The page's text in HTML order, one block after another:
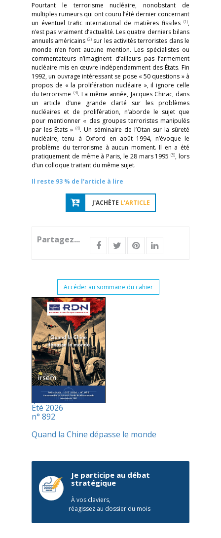
Pourtant le terrorisme nucléaire, nonobstant de
multiples rumeurs qui ont couru l’été dernier concernant
un éventuel trafic international de matières fissiles (1),
n’est pas vraiment d’actualité. Les quatre derniers bilans
annuels américains (2)sur les activités terroristes dans le
monde n’en font aucune mention. Les spécialistes ou
commentateurs n’imaginent d’ailleurs pas l’armement
nucléaire mis en œuvre indépendamment des États. Fin
1992, un ouvrage intéressant se pose « 50 questions » à
propos de « la prolifération nucléaire », il ignore celle
du terrorisme (3). La même année, Jacques Chirac, dans
un article d’une grande clarté sur les problèmes
nucléaires et de prolifération, n’aborde le sujet que
pour mentionner « des groupes terroristes manipulés
par les États » (4). Un séminaire de l’Otan sur la sûreté
nucléaire, tenu à Oxford en août 1994, n’évoque le
problème du terrorisme à aucun moment. Il en a été
pratiquement de même à Paris, le 28 mars 1995(5), lors
d’un colloque traitant du même sujet.
Il reste 93 % de l'article à lire
J'ACHÈTE L'ARTICLE
Partagez...
Accéder au sommaire du cahier
Été 2026
n° 892
Quand la Chine dépasse le monde
Je participe au débat
stratégique
À vos claviers,
réagissez au dossier du mois